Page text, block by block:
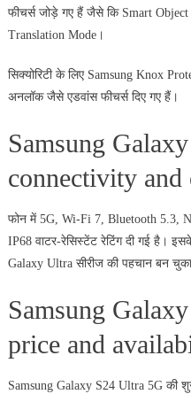
फीचर्स जोड़े गए हैं जैसे कि Smart
Translation Mode।
सिक्योरिटी के लिए Samsung Knox
अनलॉक जैसे एडवांस फीचर्स दिए गए हैं।
Samsung
connectivity and
फोन में 5G, Wi-Fi 7, Bluetooth 5.3,
IP68 वाटर-रेसिस्टेंट रेटिंग दी गई है।
Galaxy Ultra सीरीज की पहचान बन
Samsung
price and
Samsung Galaxy S24 Ultra 5G